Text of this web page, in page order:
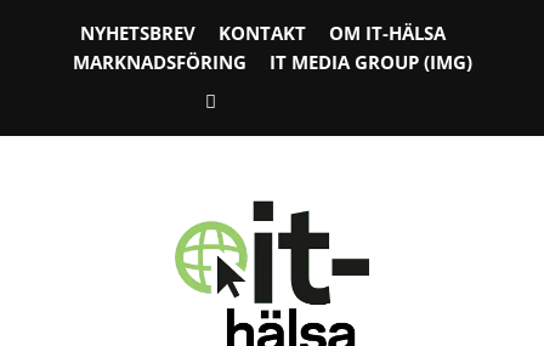
NYHETSBREV KONTAKT
OM IT-HÄLSA
MARKNADSFÖRING
IT MEDIA GROUP (IMG)